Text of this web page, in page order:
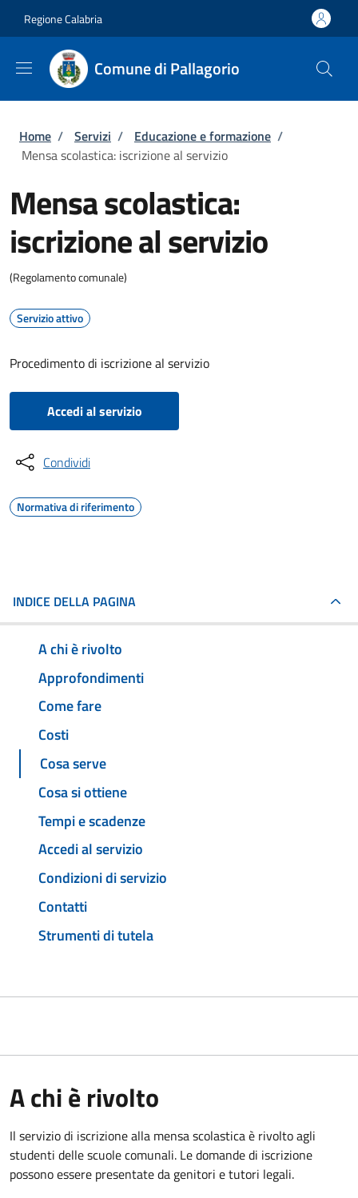
Regione Calabria
Comune di Pallagorio
Briciole di pane
Home / Servizi / Educazione e formazione /
Mensa scolastica: iscrizione al servizio
Mensa scolastica:
iscrizione al servizio
(Regolamento comunale)
Servizio attivo
Procedimento di iscrizione al servizio
Accedi al servizio
Condividi
Normativa di riferimento
INDICE DELLA PAGINA
A chi è rivolto
Approfondimenti
Come fare
Costi
Cosa serve
Cosa si ottiene
Tempi e scadenze
Accedi al servizio
Condizioni di servizio
Contatti
Strumenti di tutela
A chi è rivolto
Il servizio di iscrizione alla mensa scolastica è rivolto agli
studenti delle scuole comunali. Le domande di iscrizione
possono essere presentate da genitori e tutori legali.